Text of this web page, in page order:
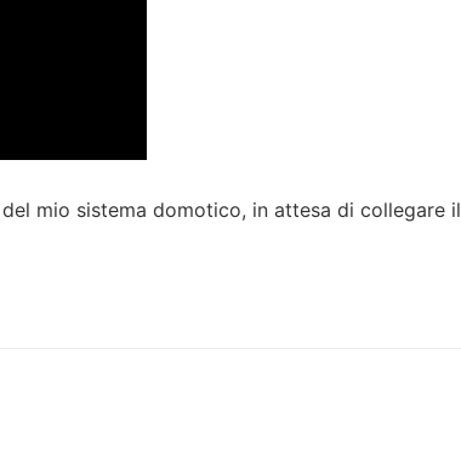
mio sistema domotico, in attesa di collegare il